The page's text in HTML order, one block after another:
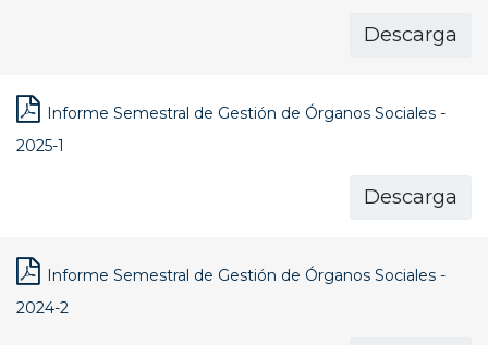
Descarga
Informe Semestral de Gestión de Órganos Sociales -
2025-1
Descarga
Informe Semestral de Gestión de Órganos Sociales -
2024-2